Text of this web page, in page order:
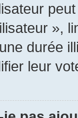
»,
durée
leur